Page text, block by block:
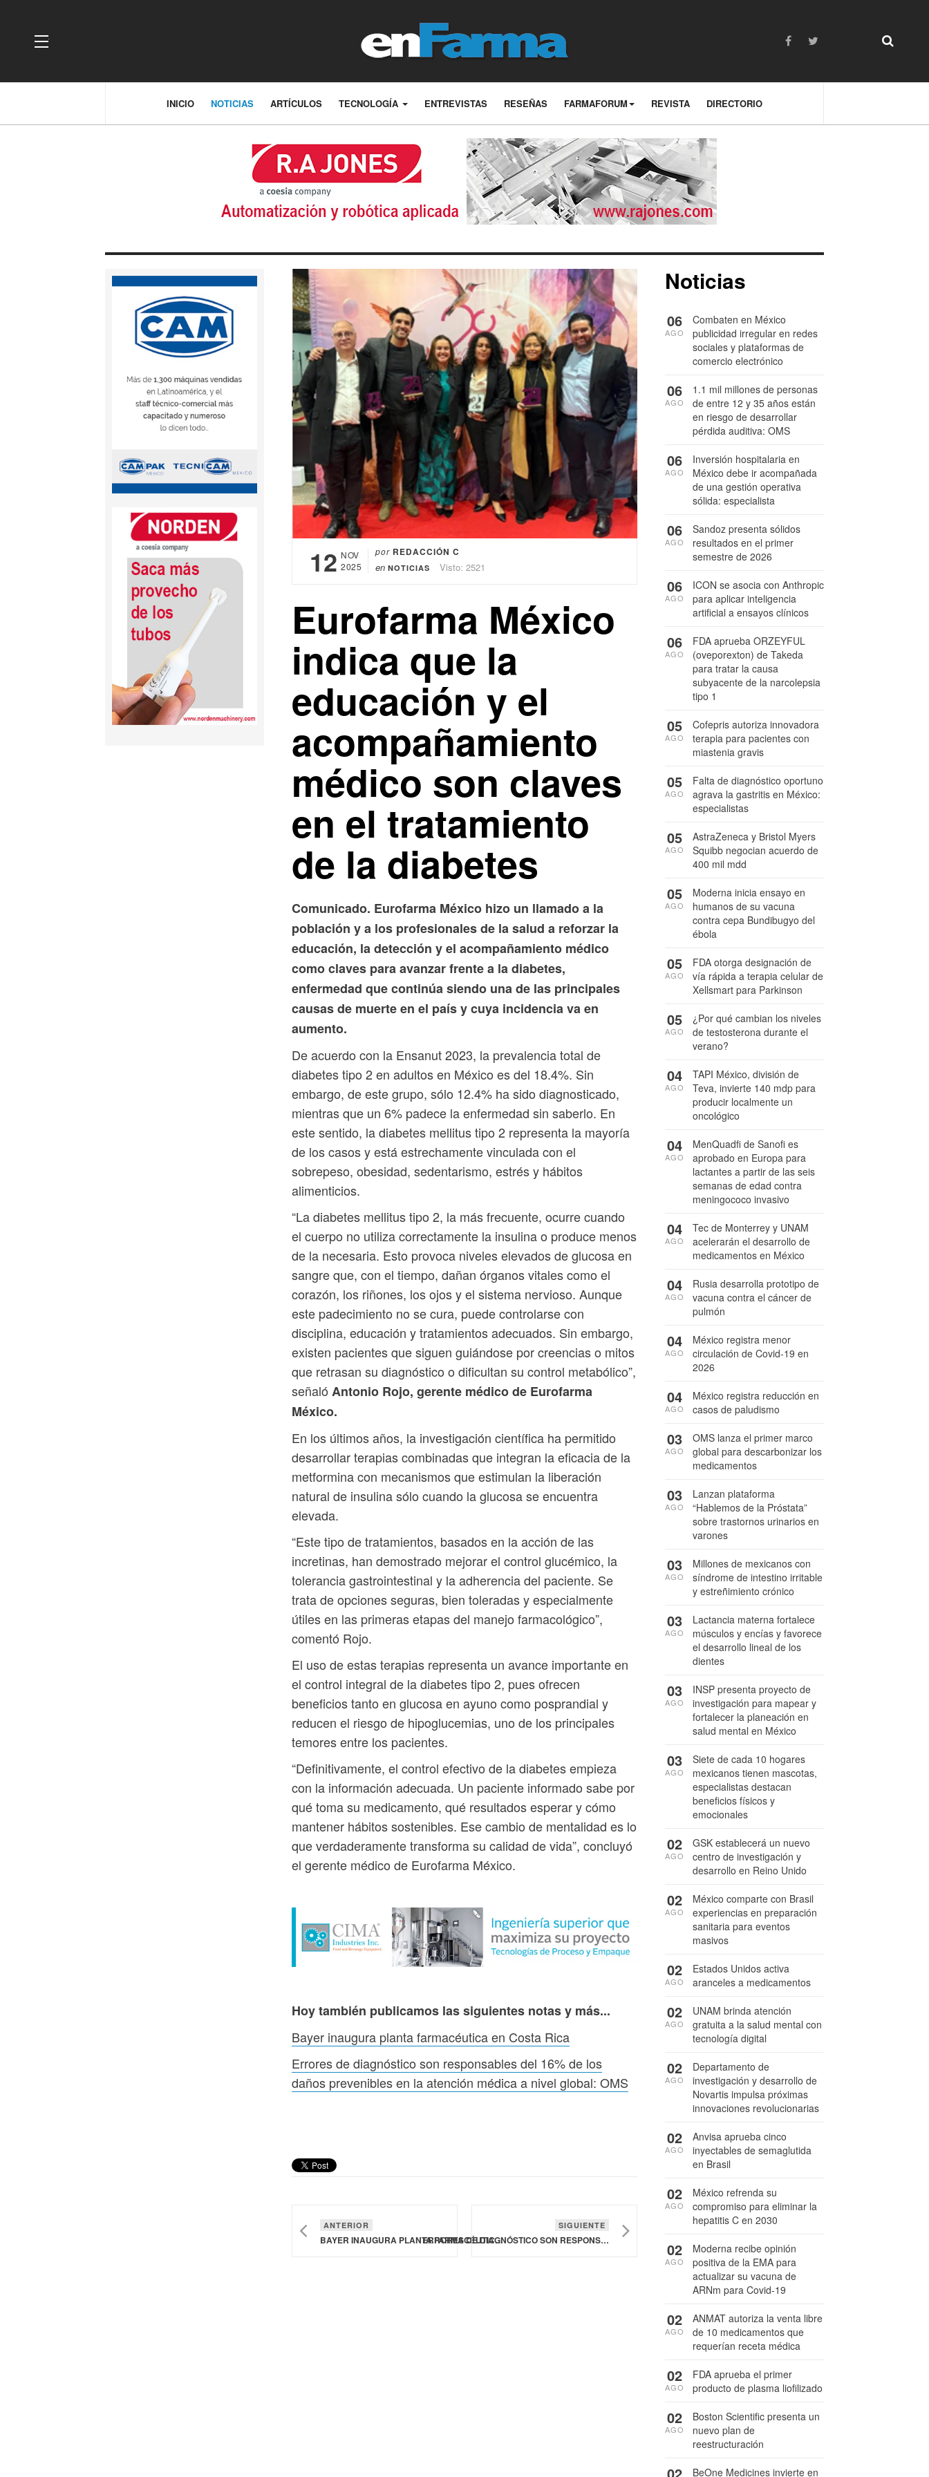
OFF CANVAS
INICIO NOTICIAS ARTÍCULOS TECNOLOGÍA ENTREVISTAS RESEÑAS FARMAFORUM REVISTA DIRECTORIO
12 NOV
2025
por REDACCIÓN C
en NOTICIAS Visto: 2521
Eurofarma México
indica que la
educación y el
acompañamiento
médico son claves
en el tratamiento
de la diabetes
Comunicado. Eurofarma México hizo un llamado a la
población y a los profesionales de la salud a reforzar la
educación, la detección y el acompañamiento médico
como claves para avanzar frente a la diabetes,
enfermedad que continúa siendo una de las principales
causas de muerte en el país y cuya incidencia va en
aumento.
De acuerdo con la Ensanut 2023, la prevalencia total de
diabetes tipo 2 en adultos en México es del 18.4%. Sin
embargo, de este grupo, sólo 12.4% ha sido diagnosticado,
mientras que un 6% padece la enfermedad sin saberlo. En
este sentido, la diabetes mellitus tipo 2 representa la mayoría
de los casos y está estrechamente vinculada con el
sobrepeso, obesidad, sedentarismo, estrés y hábitos
alimenticios.
“La diabetes mellitus tipo 2, la más frecuente, ocurre cuando
el cuerpo no utiliza correctamente la insulina o produce menos
de la necesaria. Esto provoca niveles elevados de glucosa en
sangre que, con el tiempo, dañan órganos vitales como el
corazón, los riñones, los ojos y el sistema nervioso. Aunque
este padecimiento no se cura, puede controlarse con
disciplina, educación y tratamientos adecuados. Sin embargo,
existen pacientes que siguen guiándose por creencias o mitos
que retrasan su diagnóstico o dificultan su control metabólico”,
señaló Antonio Rojo, gerente médico de Eurofarma
México.
En los últimos años, la investigación científica ha permitido
desarrollar terapias combinadas que integran la eficacia de la
metformina con mecanismos que estimulan la liberación
natural de insulina sólo cuando la glucosa se encuentra
elevada.
“Este tipo de tratamientos, basados en la acción de las
incretinas, han demostrado mejorar el control glucémico, la
tolerancia gastrointestinal y la adherencia del paciente. Se
trata de opciones seguras, bien toleradas y especialmente
útiles en las primeras etapas del manejo farmacológico”,
comentó Rojo.
El uso de estas terapias representa un avance importante en
el control integral de la diabetes tipo 2, pues ofrecen
beneficios tanto en glucosa en ayuno como posprandial y
reducen el riesgo de hipoglucemias, uno de los principales
temores entre los pacientes.
“Definitivamente, el control efectivo de la diabetes empieza
con la información adecuada. Un paciente informado sabe por
qué toma su medicamento, qué resultados esperar y cómo
mantener hábitos sostenibles. Ese cambio de mentalidad es lo
que verdaderamente transforma su calidad de vida”, concluyó
el gerente médico de Eurofarma México.
Hoy también publicamos las siguientes notas y más...
Bayer inaugura planta farmacéutica en Costa Rica
Errores de diagnóstico son responsables del 16% de los
daños prevenibles en la atención médica a nivel global: OMS
ANTERIOR
BAYER INAUGURA PLANTA FARMACÉUTICA EN COSTA RICA
SIGUIENTE
ERRORES DE DIAGNÓSTICO SON RESPONSABLES DEL 16% DE LOS DAÑOS PREVENIBLES EN LA ATENCIÓN MÉDICA A NIVEL GLOBAL: OMS
Noticias
Combaten en México
publicidad irregular en redes
sociales y plataformas de
comercio electrónico
06
AGO
1.1 mil millones de personas
de entre 12 y 35 años están
en riesgo de desarrollar
pérdida auditiva: OMS
06
AGO
Inversión hospitalaria en
México debe ir acompañada
de una gestión operativa
sólida: especialista
06
AGO
Sandoz presenta sólidos
resultados en el primer
semestre de 2026
06
AGO
ICON se asocia con Anthropic
para aplicar inteligencia
artificial a ensayos clínicos
06
AGO
FDA aprueba ORZEYFUL
(oveporexton) de Takeda
para tratar la causa
subyacente de la narcolepsia
tipo 1
06
AGO
Cofepris autoriza innovadora
terapia para pacientes con
miastenia gravis
05
AGO
Falta de diagnóstico oportuno
agrava la gastritis en México:
especialistas
05
AGO
AstraZeneca y Bristol Myers
Squibb negocian acuerdo de
400 mil mdd
05
AGO
Moderna inicia ensayo en
humanos de su vacuna
contra cepa Bundibugyo del
ébola
05
AGO
FDA otorga designación de
vía rápida a terapia celular de
Xellsmart para Parkinson
05
AGO
¿Por qué cambian los niveles
de testosterona durante el
verano?
05
AGO
TAPI México, división de
Teva, invierte 140 mdp para
producir localmente un
oncológico
04
AGO
MenQuadfi de Sanofi es
aprobado en Europa para
lactantes a partir de las seis
semanas de edad contra
meningococo invasivo
04
AGO
Tec de Monterrey y UNAM
acelerarán el desarrollo de
medicamentos en México
04
AGO
Rusia desarrolla prototipo de
vacuna contra el cáncer de
pulmón
04
AGO
México registra menor
circulación de Covid-19 en
2026
04
AGO
México registra reducción en
casos de paludismo
04
AGO
OMS lanza el primer marco
global para descarbonizar los
medicamentos
03
AGO
Lanzan plataforma
“Hablemos de la Próstata”
sobre trastornos urinarios en
varones
03
AGO
Millones de mexicanos con
síndrome de intestino irritable
y estreñimiento crónico
03
AGO
Lactancia materna fortalece
músculos y encías y favorece
el desarrollo lineal de los
dientes
03
AGO
INSP presenta proyecto de
investigación para mapear y
fortalecer la planeación en
salud mental en México
03
AGO
Siete de cada 10 hogares
mexicanos tienen mascotas,
especialistas destacan
beneficios físicos y
emocionales
03
AGO
GSK establecerá un nuevo
centro de investigación y
desarrollo en Reino Unido
02
AGO
México comparte con Brasil
experiencias en preparación
sanitaria para eventos
masivos
02
AGO
Estados Unidos activa
aranceles a medicamentos
02
AGO
UNAM brinda atención
gratuita a la salud mental con
tecnología digital
02
AGO
Departamento de
investigación y desarrollo de
Novartis impulsa próximas
innovaciones revolucionarias
02
AGO
Anvisa aprueba cinco
inyectables de semaglutida
en Brasil
02
AGO
México refrenda su
compromiso para eliminar la
hepatitis C en 2030
02
AGO
Moderna recibe opinión
positiva de la EMA para
actualizar su vacuna de
ARNm para Covid-19
02
AGO
ANMAT autoriza la venta libre
de 10 medicamentos que
requerían receta médica
02
AGO
FDA aprueba el primer
producto de plasma liofilizado
02
AGO
Boston Scientific presenta un
nuevo plan de
reestructuración
02
AGO
BeOne Medicines invierte en